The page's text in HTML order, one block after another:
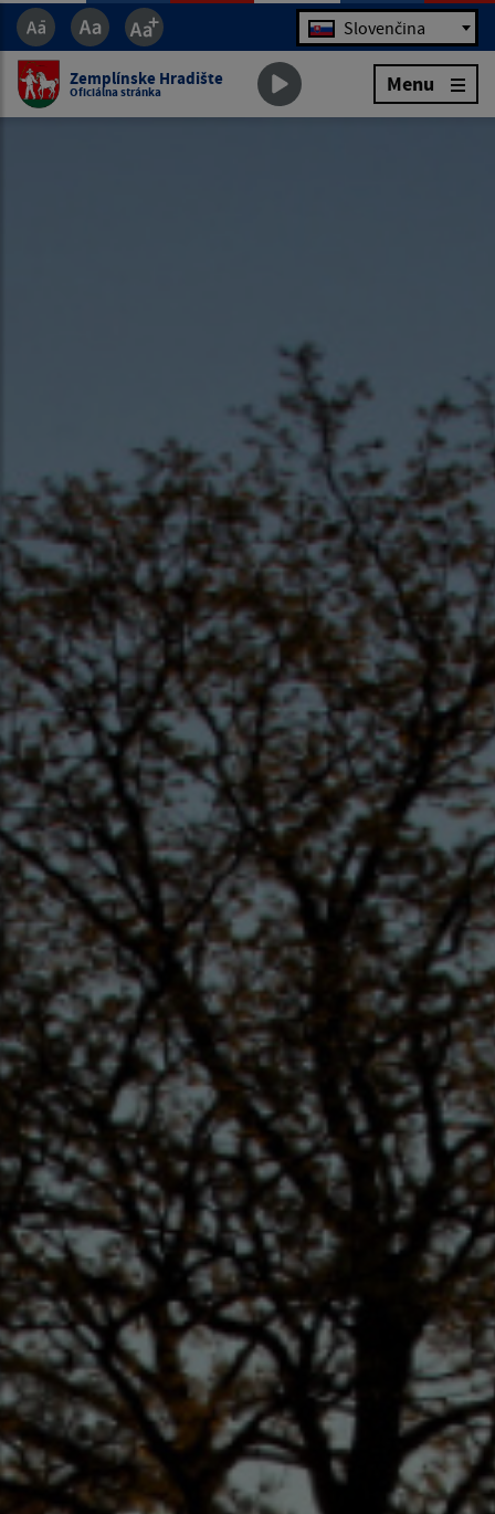
Jazyk Slovenčina
Zemplínske Hradište
Oficiálna stránka Menu